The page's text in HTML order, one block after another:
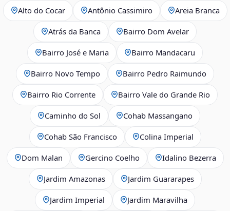
Alto do Cocar Antônio Cassimiro Areia Branca
Atrás da Banca Bairro Dom Avelar
Bairro José e Maria Bairro Mandacaru
Bairro Novo Tempo Bairro Pedro Raimundo
Bairro Rio Corrente Bairro Vale do Grande Rio
Caminho do Sol Cohab Massangano
Cohab São Francisco Colina Imperial
Dom Malan Gercino Coelho Idalino Bezerra
Jardim Amazonas Jardim Guararapes
Jardim Imperial Jardim Maravilha